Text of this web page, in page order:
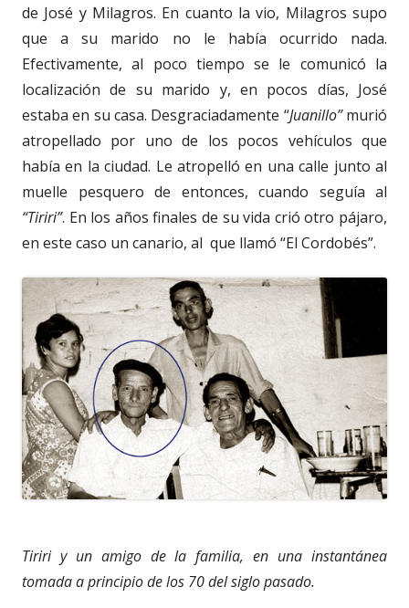
de José y Milagros. En cuanto la vio, Milagros supo
que a su marido no le había ocurrido nada.
Efectivamente, al poco tiempo se le comunicó la
localización de su marido y, en pocos días, José
estaba en su casa. Desgraciadamente “Juanillo”murió
atropellado por uno de los pocos vehículos que
había en la ciudad. Le atropelló en una calle junto al
muelle pesquero de entonces, cuando seguía al
“Tiriri”. En los años finales de su vida crió otro pájaro,
en este caso un canario, al que llamó “El Cordobés”.
Tiriri y un amigo de la familia, en una instantánea
tomada a principio de los 70 del siglo pasado.